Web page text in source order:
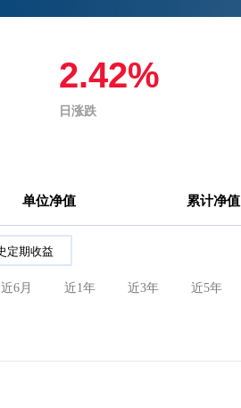
2.42%
日涨跌
单位净值 累计净值
定期收益
近6月 近1年 近3年 近5年